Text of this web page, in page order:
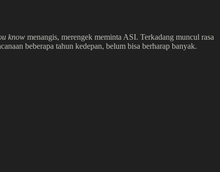
know menangis, merengek meminta ASI. Terkadang muncul rasa
beberapa tahun kedepan, belum bisa berharap banyak.